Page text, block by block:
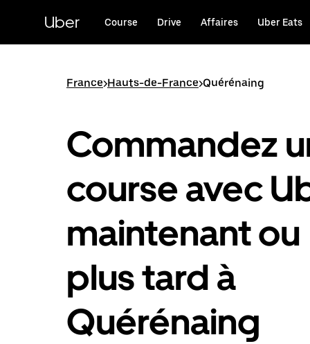
principal
Uber Course Drive Affaires Uber Eats
France>Hauts-de-France>Quérénaing
Commandez
course avec
maintenant ou
plus tard à
Quérénaing